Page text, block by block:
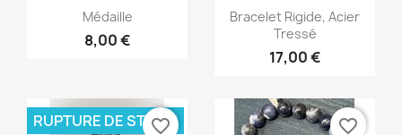
Aperçu rapide
Médaille
8,00 €
Aperçu rapide
Bracelet Rigide, Acier
Tressé
17,00 €
RUPTURE DE STOCK
favorite_border favorite_border